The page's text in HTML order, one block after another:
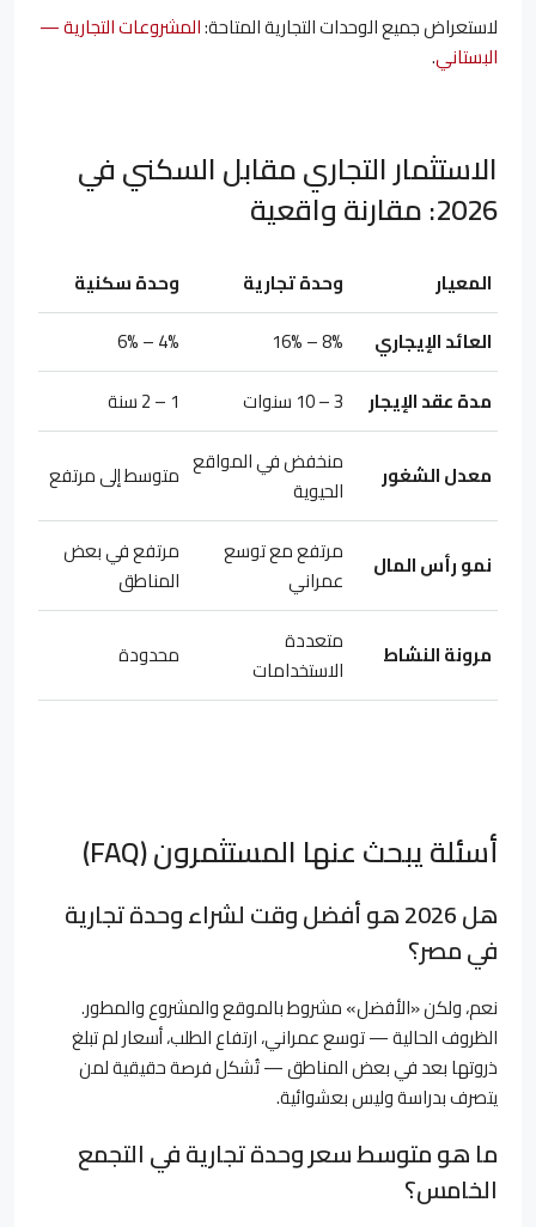
لاستعراض جميع الوحدات التجارية المتاحة:المشروعات التجارية —
البستاني.
الاستثمار التجاري مقابل السكني في
2026: مقارنة واقعية
المعيار وحدة تجارية
وحدة سكنية
العائد الإيجاري
8% – 16%
4% – 6%
مدة عقد الإيجار
3 – 10 سنوات 1 – 2 سنة
معدل الشغور
منخفض في المواقع
الحيوية
متوسط إلى مرتفع
نمو رأس المال
مرتفع مع توسع
عمراني
مرتفع في بعض
المناطق
مرونة النشاط
متعددة
الاستخدامات
محدودة
أسئلة يبحث عنها المستثمرون (FAQ)
هل 2026 هو أفضل وقت لشراء وحدة تجارية
في مصر؟
نعم، ولكن «الأفضل» مشروط بالموقع والمشروع والمطور.
الظروف الحالية — توسع عمراني، ارتفاع الطلب، أسعار لم تبلغ
ذروتها بعد في بعض المناطق — تُشكل فرصة حقيقية لمن
يتصرف بدراسة وليس بعشوائية.
ما هو متوسط سعر وحدة تجارية في التجمع
الخامس؟